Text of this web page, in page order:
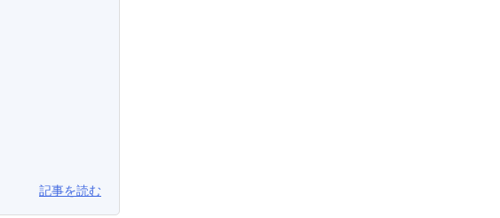
記事を読む